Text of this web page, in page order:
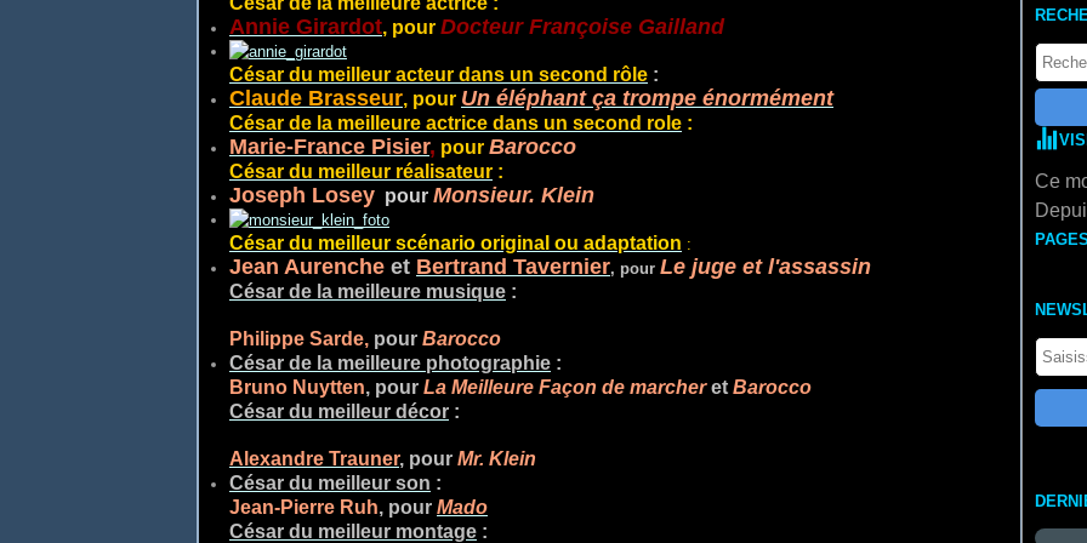
Annie Girardot, pour Docteur Françoise Gailland
César du meilleur acteur dans un second rôle :
Claude Brasseur, pour Un éléphant ça trompe énormément
César de la meilleure actrice dans un second role :
Marie-France Pisier, pour Barocco
César du meilleur réalisateur :
Joseph Losey pour Monsieur. Klein
César du meilleur scénario original ou adaptation :
Jean Aurenche et Bertrand Tavernier, pour Le juge et l'assassin
César de la meilleure musique :
Philippe Sarde, pour Barocco
César de la meilleure photographie :
Bruno Nuytten, pour La Meilleure Façon de marcher et Barocco
César du meilleur décor :
Alexandre Trauner, pour Mr. Klein
César du meilleur son :
Jean-Pierre Ruh, pour Mado
César du meilleur montage :
Ce